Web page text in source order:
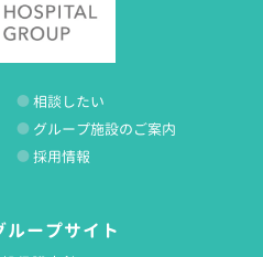
相談したい
グループ施設のご案内
採用情報
ループサイト